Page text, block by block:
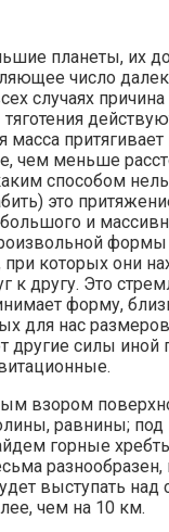
планеты, их
число
случаях причина
чем меньше
способом
это
и
формы
которых они
к другу. Это
форму,
для нас размеров
другие силы иной
взором
равнины;
горные
разнообразен,
выступать над
чем на 10 км.